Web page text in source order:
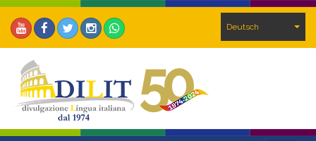
Deutsch